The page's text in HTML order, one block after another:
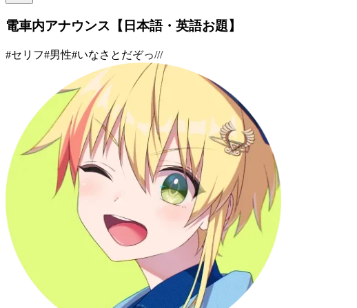
電車内アナウンス【日本語・英語お題】
#セリフ#男性#いなさとだぞっ///